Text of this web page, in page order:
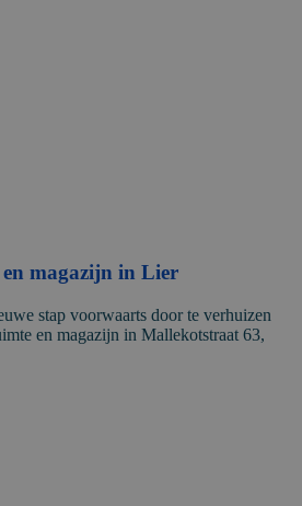
magazijn in Lier
stap voorwaarts door te verhuizen
en magazijn in Mallekotstraat 63,